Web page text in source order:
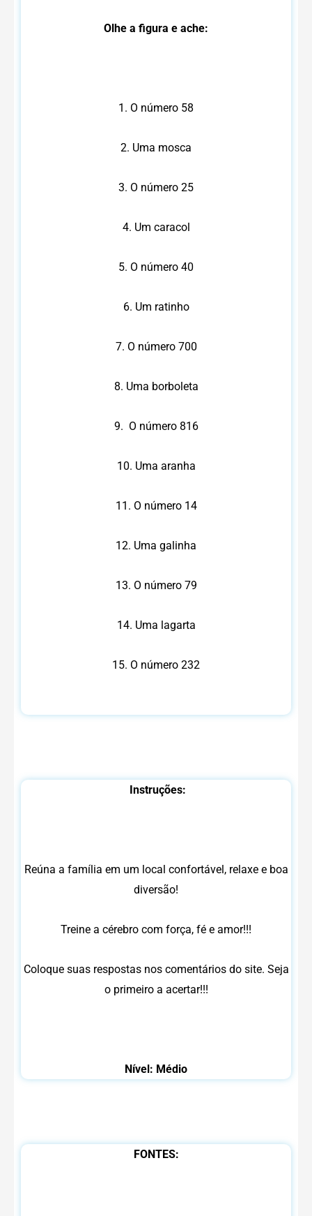
Olhe a figura e ache:
1. O número 58
2. Uma mosca
3. O número 25
4. Um caracol
5. O número 40
6. Um ratinho
7. O número 700
8. Uma borboleta
9. O número 816
10. Uma aranha
11. O número 14
12. Uma galinha
13. O número 79
14. Uma lagarta
15. O número 232
Instruções:
Reúna a família em um local confortável, relaxe e boa
diversão!
Treine a cérebro com força, fé e amor!!!
Coloque suas respostas nos comentários do site. Seja
o primeiro a acertar!!!
Nível: Médio
FONTES: